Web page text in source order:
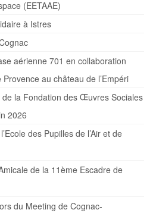
(EETAAE)
à Istres
aérienne 701 en collaboration
au château de l’Empéri
de la Fondation des Œuvres Sociales
2026
des Pupilles de l’Air et de
de la 11ème Escadre de
du Meeting de Cognac-